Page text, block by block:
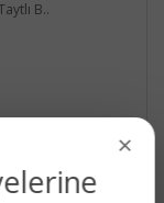
B..
×